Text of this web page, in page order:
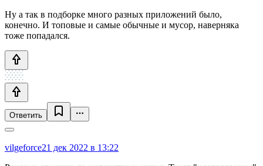
Ну а так в подборке много разных приложений было,
конечно. И топовые и самые обычные и мусор, наверняка
тоже попадался.
Ответить
vilgeforce21 дек 2022 в 13:22